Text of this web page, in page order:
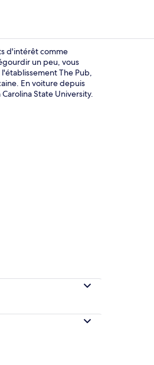
Coffres-forts dans les
d'intérêt comme
un peu, vous
The Pub,
En voiture depuis
State University.